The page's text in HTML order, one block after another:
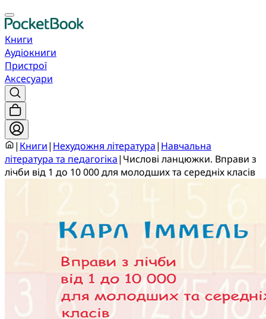
Книги
Аудіокниги
Пристрої
Аксесуари
| Книги| Нехудожня література| Навчальна
література та педагогіка| Числові ланцюжки. Вправи з
лічби від 1 до 10 000 для молодших та середніх класів